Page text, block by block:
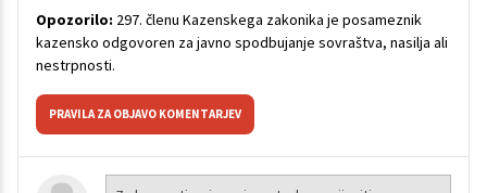
Opozorilo: 297. členu Kazenskega zakonika je posameznik
kazensko odgovoren za javno spodbujanje sovraštva, nasilja ali
nestrpnosti.
PRAVILA ZA OBJAVO KOMENTARJEV